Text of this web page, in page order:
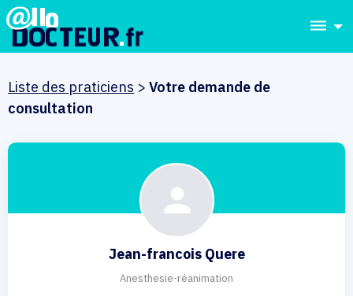
dehaze
Liste des praticiens > Votre demande de
consultation
Jean-francois Quere
Anesthesie-réanimation